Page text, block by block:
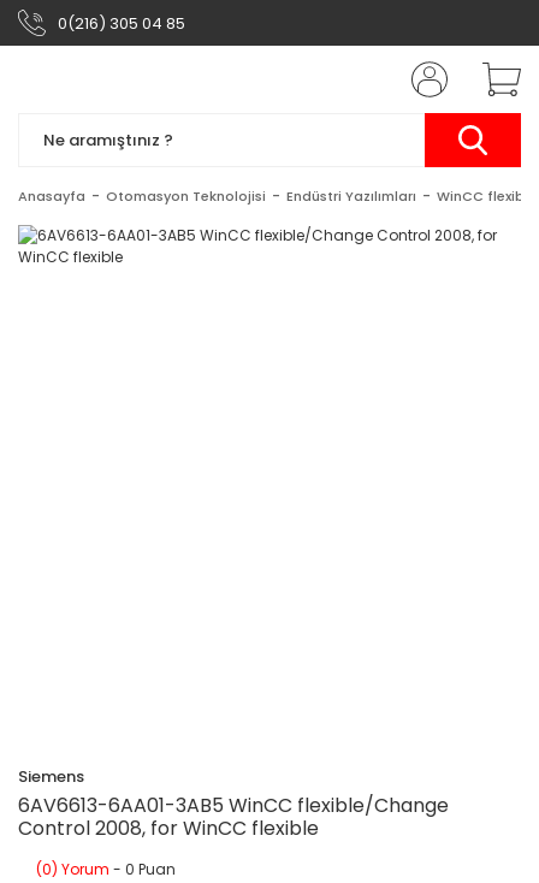
0(216) 305 04 85
Anasayfa Otomasyon Teknolojisi Endüstri Yazılımları WinCC flexible
Siemens
6AV6613-6AA01-3AB5 WinCC flexible/Change
Control 2008, for WinCC flexible
(0) Yorum - 0 Puan